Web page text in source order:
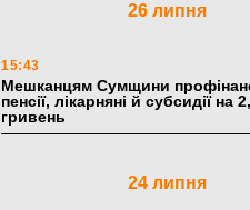
26 липня
15:43
Мешканцям Сумщини
пенсії, лікарняні й субсидії на
гривень
24 липня